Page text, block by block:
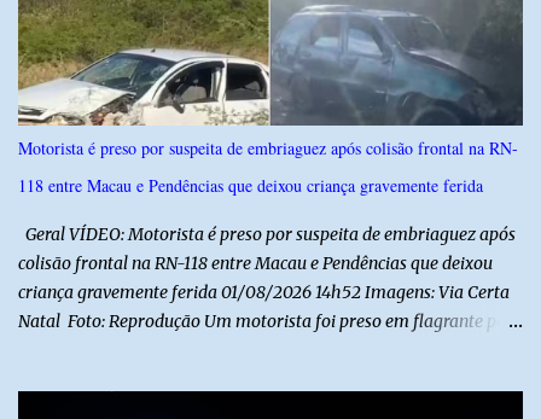
o
s
Motorista é preso por suspeita de embriaguez após colisão frontal na RN-
118 entre Macau e Pendências que deixou criança gravemente ferida
Geral VÍDEO: Motorista é preso por suspeita de embriaguez após
colisão frontal na RN-118 entre Macau e Pendências que deixou
criança gravemente ferida 01/08/2026 14h52 Imagens: Via Certa
Natal Foto: Reprodução Um motorista foi preso em flagrante por